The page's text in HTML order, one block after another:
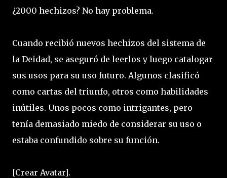
¿2000 hechizos? No hay problema.
Cuando recibió nuevos hechizos del sistema de
la Deidad, se aseguró de leerlos y luego catalogar
sus usos para su uso futuro. Algunos clasificó
como cartas del triunfo, otros como habilidades
inútiles. Unos pocos como intrigantes, pero
tenía demasiado miedo de considerar su uso o
estaba confundido sobre su función.
[Crear Avatar].